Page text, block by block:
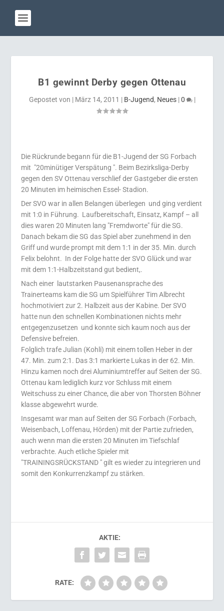
B1 gewinnt Derby gegen Ottenau
Gepostet von | März 14, 2011 | B-Jugend, Neues|0 |
Die Rückrunde begann für die B1-Jugend der SG Forbach
mit "20minütiger Verspätung ". Beim Bezirksliga-Derby
gegen den SV Ottenau verschlief der Gastgeber die ersten
20 Minuten im heimischen Essel- Stadion.
Der SVO war in allen Belangen überlegen und ging verdient
mit 1:0 in Führung. Laufbereitschaft, Einsatz, Kampf – all
dies waren 20 Minuten lang "Fremdworte" für die SG.
Danach bekam die SG das Spiel aber zunehmend in den
Griff und wurde prompt mit dem 1:1 in der 35. Min. durch
Felix belohnt. In der Folge hatte der SVO Glück und war
mit dem 1:1-Halbzeitstand gut bedient,.
Nach einer lautstarken Pausenansprache des
Trainerteams kam die SG um Spielführer Tim Albrecht
hochmotiviert zur 2. Halbzeit aus der Kabine. Der SVO
hatte nun den schnellen Kombinationen nichts mehr
entgegenzusetzen und konnte sich kaum noch aus der
Defensive befreien.
Folglich trafe Julian (Kohli) mit einem tollen Heber in der
47. Min. zum 2:1. Das 3:1 markierte Lukas in der 62. Min.
Hinzu kamen noch drei Aluminiumtreffer auf Seiten der SG.
Ottenau kam lediglich kurz vor Schluss mit einem
Weitschuss zu einer Chance, die aber von Thorsten Böhner
klasse abgewehrt wurde.
Insgesamt war man auf Seiten der SG Forbach (Forbach,
Weisenbach, Loffenau, Hörden) mit der Partie zufrieden,
auch wenn man die ersten 20 Minuten im Tiefschlaf
verbrachte. Auch etliche Spieler mit
"TRAININGSRÜCKSTAND " gilt es wieder zu integrieren und
somit den Konkurrenzkampf zu stärken.
AKTIE:
RATE: